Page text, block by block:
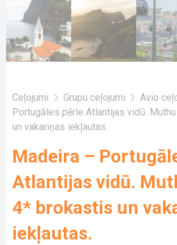
Ceļojumi Grupu ceļojumi Avio
Portugāles pērle Atlantijas vidū.
un vakariņas iekļautas.
Madeira –
Atlantijas vidū.
4* brokastis un
iekļautas.